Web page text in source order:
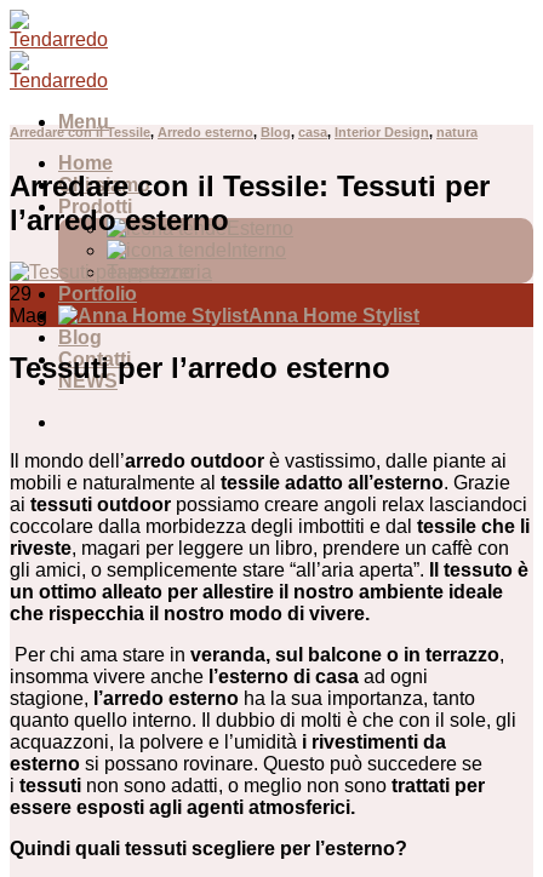
Skip
to
content
Menu
Home
Chi siamo
Prodotti
Esterno
Portfolio
Anna Home Stylist
Blog
Contatti
NEWS
Arredare con il Tessile, Arredo esterno, Blog, casa, Interior Design, natura
Arredare con il Tessile: Tessuti per
l’arredo esterno
29
Mag
Tessuti per l’arredo esterno
Il mondo dell’arredo outdoor è vastissimo, dalle piante ai
mobili e naturalmente al tessile adatto all’esterno. Grazie
ai tessuti outdoor possiamo creare angoli relax lasciandoci
coccolare dalla morbidezza degli imbottiti e dal tessile che li
riveste, magari per leggere un libro, prendere un caffè con
gli amici, o semplicemente stare “all’aria aperta”.
Il tessuto è
un ottimo alleato per allestire il nostro ambiente ideale
che rispecchia il nostro modo di vivere.
Per chi ama stare in veranda, sul balcone o in terrazzo,
insomma vivere anche l’esterno di casa ad ogni
stagione, l’arredo esterno ha la sua importanza, tanto
quanto quello interno. Il dubbio di molti è che con il sole, gli
acquazzoni, la polvere e l’umidità i rivestimenti da
esterno si possano rovinare. Questo può succedere se
i tessuti non sono adatti, o meglio non sono trattati per
essere esposti agli agenti atmosferici.
Quindi quali tessuti scegliere per l’esterno?